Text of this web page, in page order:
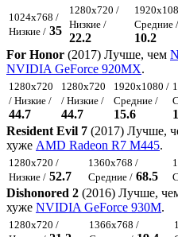
1024x768 /
Низкие / 35
1280x720 /
Низкие /
22.2
Средние /
10.2
For Honor (2017) Лучше, чем
NVIDIA GeForce 920MX.
1280x720
/ Низкие /
44.7
1280x720
/ Низкие /
44.7
1920x1080 /
Средние /
15.6
Resident Evil 7 (2017) Лучше,
хуже AMD Radeon R7 M445.
1280x720 /
Низкие / 52.7
1360x768 /
Средние / 68.5
Dishonored 2 (2016) Лучше,
хуже NVIDIA GeForce 930M.
1280x720 /
1366x768 /